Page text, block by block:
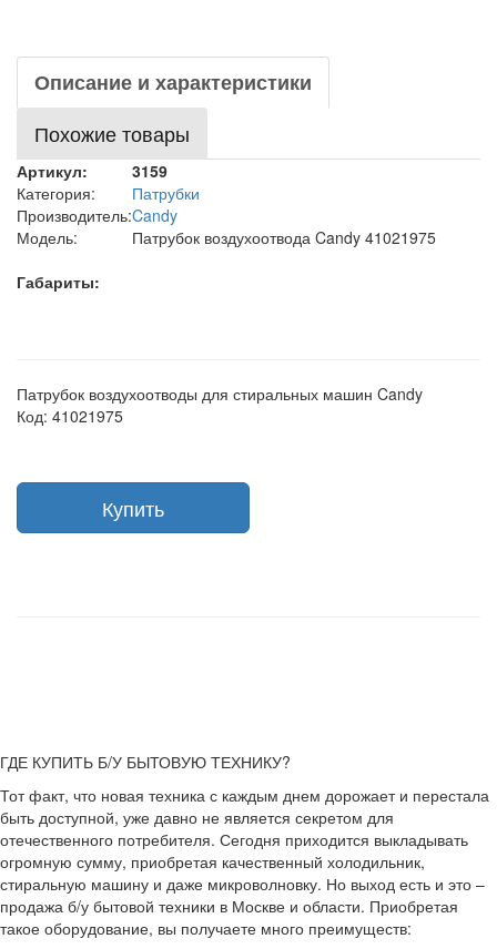
Описание и характеристики
Похожие товары
Артикул:
3159
Категория:
Патрубки
Производитель:Candy
Модель:
Патрубок воздухоотвода Candy 41021975
Габариты:
Патрубок воздухоотводы для стиральных машин Candy
Код: 41021975
ГДЕ КУПИТЬ Б/У БЫТОВУЮ ТЕХНИКУ?
Тот факт, что новая техника с каждым днем дорожает и перестала
быть доступной, уже давно не является секретом для
отечественного потребителя. Сегодня приходится выкладывать
огромную сумму, приобретая качественный холодильник,
стиральную машину и даже микроволновку. Но выход есть и это –
продажа б/у бытовой техники в Москве и области. Приобретая
такое оборудование, вы получаете много преимуществ: